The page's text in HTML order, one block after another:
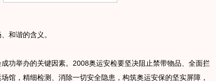
谐的含义。
举办的关键因素。2008奥运安检要坚决阻止禁带物品、全面拦
馆，精细检测、消除一切安全隐患，构筑奥运安保的坚实屏障，